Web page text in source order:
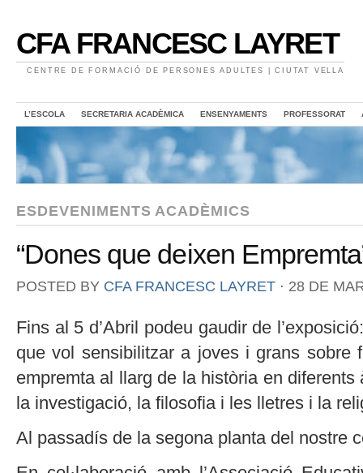
CFA FRANCESC LAYRET
CENTRE DE FORMACIÓ DE PERSONES ADULTES | CIUTAT VELLA
L’ESCOLA SECRETARIA ACADÈMICA ENSENYAMENTS PROFESSORAT
ESDEVENIMENTS ACADÈMICS
“Dones que deixen
POSTED BY CFA FRANCESC LAYRET ⋅ 28 DE
Fins al 5 d’Abril podeu gaudir de
que vol sensibilitzar a joves i grans sobre
empremta al llarg de la història en
la investigació, la filosofia i les lletres i la
Al passadís de la segona planta del nostre